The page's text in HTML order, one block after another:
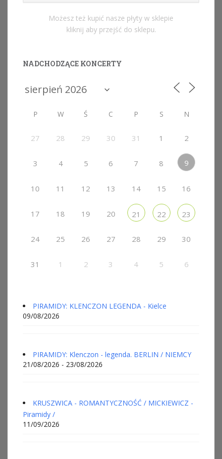
Możesz też kupić nasze płyty w sklepie
kliknij aby przejść do sklepu.
NADCHODZĄCE KONCERTY
P W Ś C P S N
27 28 29 30 31 1 2
3 4 5 6 7 8 9
10 11 12 13 14 15 16
17 18 19 20 21 22 23
24 25 26 27 28 29 30
31 1 2 3 4 5 6
PIRAMIDY: KLENCZON LEGENDA - Kielce
09/08/2026
PIRAMIDY: Klenczon - legenda. BERLIN / NIEMCY
21/08/2026 - 23/08/2026
KRUSZWICA - ROMANTYCZNOŚĆ / MICKIEWICZ -
Piramidy /
11/09/2026